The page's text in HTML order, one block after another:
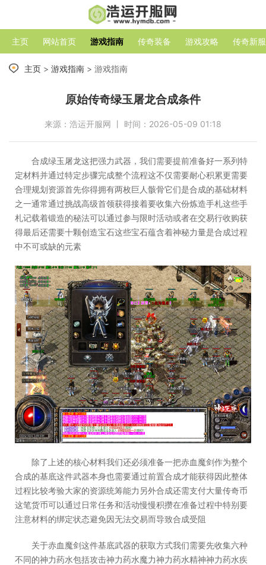
主页 网站首页 游戏指南 传奇装备 游戏攻略 传奇新
主页 > 游戏指南 > 游戏指南
原始传奇绿玉屠龙合成条件
来源：浩运开服网 丨 时间：2026-05-09 01:18
合成绿玉屠龙这把强力武器，我们需要提前准备好一系列特
定材料并通过特定步骤完成整个流程这不仅需要耐心积累更需要
合理规划资源首先你得拥有两枚巨人骸骨它们是合成的基础材料
之一通常通过挑战高级首领获得接着要收集六份炼造手札这些手
札记载着锻造的秘法可以通过参与限时活动或者在交易行收购获
得最后还需要十颗创造宝石这些宝石蕴含着神秘力量是合成过程
中不可或缺的元素
除了上述的核心材料我们还必须准备一把赤血魔剑作为整个
合成的基底这件武器本身也需要通过前置合成才能获得因此整体
过程比较考验大家的资源统筹能力另外合成还需支付大量传奇币
这笔货币可以通过日常任务和活动慢慢积攒在准备过程中特别要
注意材料的绑定状态避免因无法交易而导致合成受阻
关于赤血魔剑这件基底武器的获取方式我们需要先收集六种
不同的神力药水包括攻击神力药水魔力神力药水精神神力药水疾